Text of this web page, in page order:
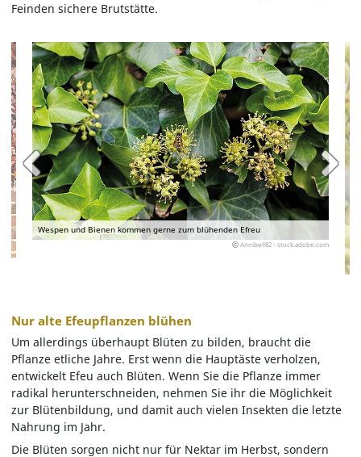
Feinden sichere Brutstätte.
Wespen und Bienen kommen gerne zum blühenden Efreu
Annibell82 - stock.adobe.com
Nur alte Efeupflanzen blühen
Um allerdings überhaupt Blüten zu bilden, braucht die
Pflanze etliche Jahre. Erst wenn die Hauptäste verholzen,
entwickelt Efeu auch Blüten. Wenn Sie die Pflanze immer
radikal herunterschneiden, nehmen Sie ihr die Möglichkeit
zur Blütenbildung, und damit auch vielen Insekten die letzte
Nahrung im Jahr.
Die Blüten sorgen nicht nur für Nektar im Herbst, sondern